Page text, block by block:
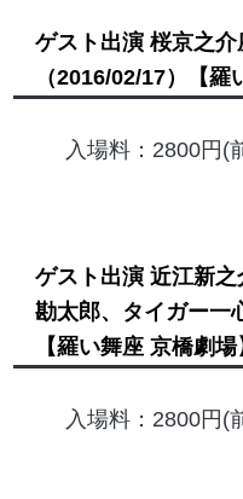
ゲスト出演 桜京之
（2016/02/17）
【羅
入場料：2800円(
ゲスト出演 近江新
勘太郎、タイガー一
【羅い舞座 京橋劇場
入場料：2800円(